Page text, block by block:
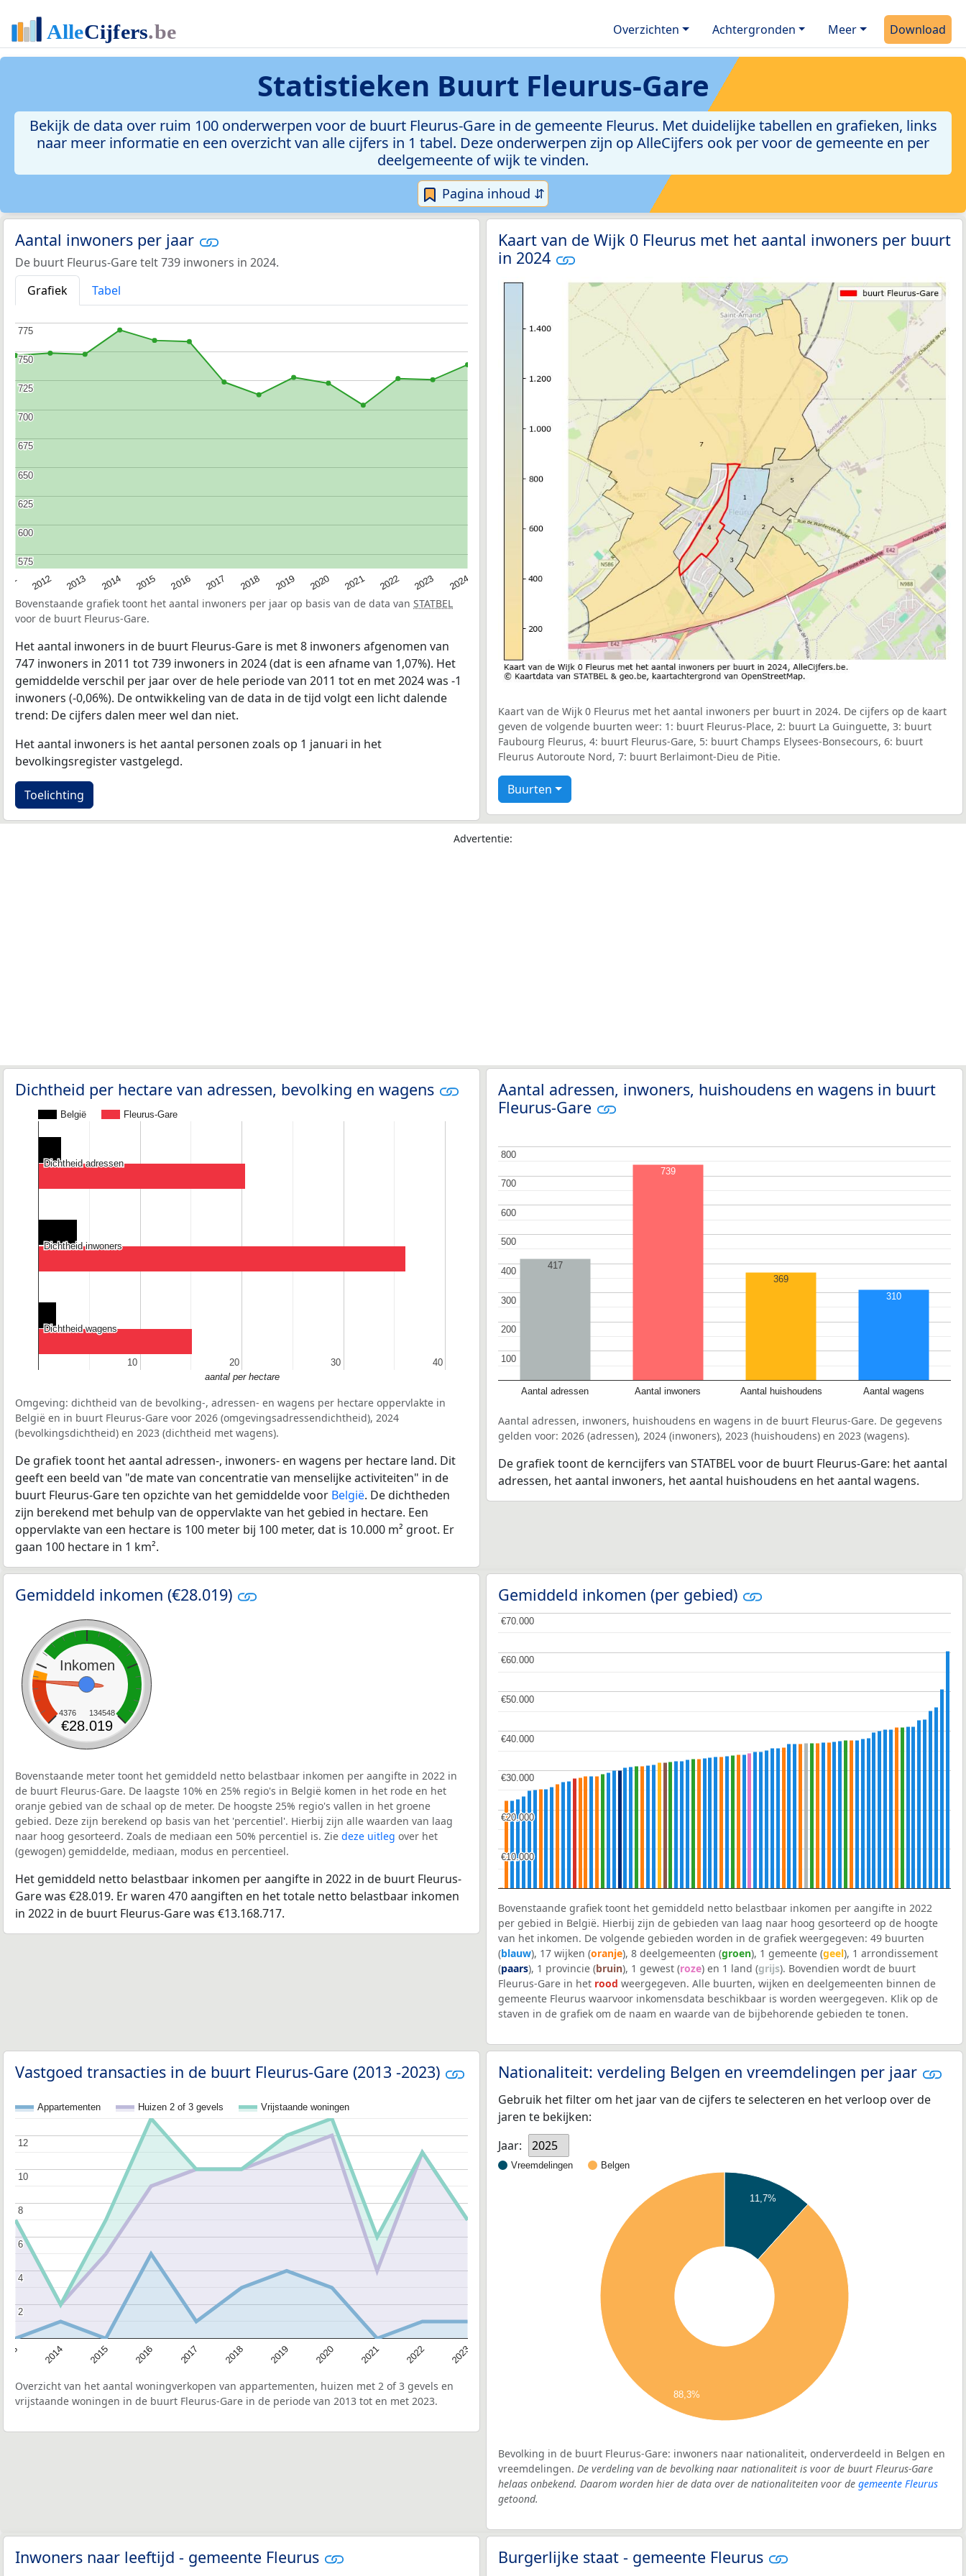
Overzichten Achtergronden Meer Download
Statistieken Buurt Fleurus-Gare
Bekijk de data over ruim 100 onderwerpen voor de buurt Fleurus-Gare in de gemeente Fleurus. Met duidelijke tabellen en grafieken, links
naar meer informatie en een overzicht van alle cijfers in 1 tabel. Deze onderwerpen zijn op AlleCijfers ook per voor de gemeente en per
deelgemeente of wijk te vinden.
Pagina inhoud ⇵
Aantal inwoners per jaar
De buurt Fleurus-Gare telt 739 inwoners in 2024.
Grafiek
Tabel
2012 2013 2014 2015 2016 2017 2018 2019 2020 2021 2022 2023 2024
575
575
600
600
625
625
650
650
675
675
700
700
725
725
750
750
775
775
Bovenstaande grafiek toont het aantal inwoners per jaar op basis van de data van STATBEL
voor de buurt Fleurus-Gare.
Het aantal inwoners in de buurt Fleurus-Gare is met 8 inwoners afgenomen van
747 inwoners in 2011 tot 739 inwoners in 2024 (dat is een afname van 1,07%). Het
gemiddelde verschil per jaar over de hele periode van 2011 tot en met 2024 was -1
inwoners (-0,06%). De ontwikkeling van de data in de tijd volgt een licht dalende
trend: De cijfers dalen meer wel dan niet.
Het aantal inwoners is het aantal personen zoals op 1 januari in het
bevolkingsregister vastgelegd.
Toelichting
Kaart van de Wijk 0 Fleurus met het aantal inwoners per buurt
in 2024
Kaart van de Wijk 0 Fleurus met het aantal inwoners per buurt in 2024. De cijfers op de kaart
geven de volgende buurten weer: 1: buurt Fleurus-Place, 2: buurt La Guinguette, 3: buurt
Faubourg Fleurus, 4: buurt Fleurus-Gare, 5: buurt Champs Elysees-Bonsecours, 6: buurt
Fleurus Autoroute Nord, 7: buurt Berlaimont-Dieu de Pitie.
Buurten
Advertentie:
Dichtheid per hectare van adressen, bevolking en wagens
België Fleurus-Gare
10
10 20
20 30
30 40
40
Dichtheid adressen
Dichtheid adressen
Dichtheid inwoners
Dichtheid inwoners
Dichtheid wagens
Dichtheid wagens
aantal per hectare
Omgeving: dichtheid van de bevolking-, adressen- en wagens per hectare oppervlakte in
België en in buurt Fleurus-Gare voor 2026 (omgevingsadressendichtheid), 2024
(bevolkingsdichtheid) en 2023 (dichtheid met wagens).
De grafiek toont het aantal adressen-, inwoners- en wagens per hectare land. Dit
geeft een beeld van "de mate van concentratie van menselijke activiteiten" in de
buurt Fleurus-Gare ten opzichte van het gemiddelde voor België. De dichtheden
zijn berekend met behulp van de oppervlakte van het gebied in hectare. Een
oppervlakte van een hectare is 100 meter bij 100 meter, dat is 10.000 m² groot. Er
gaan 100 hectare in 1 km².
Aantal adressen, inwoners, huishoudens en wagens in buurt
Fleurus-Gare
Aantal adressen Aantal inwoners Aantal huishoudens Aantal wagens
100
100
200
200
300
300
400
400
500
500
600
600
700
700
800
800
417
739
369
310
Aantal adressen, inwoners, huishoudens en wagens in de buurt Fleurus-Gare. De gegevens
gelden voor: 2026 (adressen), 2024 (inwoners), 2023 (huishoudens) en 2023 (wagens).
De grafiek toont de kerncijfers van STATBEL voor de buurt Fleurus-Gare: het aantal
adressen, het aantal inwoners, het aantal huishoudens en het aantal wagens.
Gemiddeld inkomen (€28.019)
Inkomen
4376 134548
€28.019
Bovenstaande meter toont het gemiddeld netto belastbaar inkomen per aangifte in 2022 in
de buurt Fleurus-Gare. De laagste 10% en 25% regio's in België komen in het rode en het
oranje gebied van de schaal op de meter. De hoogste 25% regio's vallen in het groene
gebied. Deze zijn berekend op basis van het 'percentiel'. Hierbij zijn alle waarden van laag
naar hoog gesorteerd. Zoals de mediaan een 50% percentiel is. Zie deze uitleg over het
(gewogen) gemiddelde, mediaan, modus en percentieel.
Het gemiddeld netto belastbaar inkomen per aangifte in 2022 in de buurt Fleurus-
Gare was €28.019. Er waren 470 aangiften en het totale netto belastbaar inkomen
in 2022 in de buurt Fleurus-Gare was €13.168.717.
Gemiddeld inkomen (per gebied)
€10.000
€10.000
€20.000
€20.000
€30.000
€30.000
€40.000
€40.000
€50.000
€50.000
€60.000
€60.000
€70.000
€70.000
Bovenstaande grafiek toont het gemiddeld netto belastbaar inkomen per aangifte in 2022
per gebied in België. Hierbij zijn de gebieden van laag naar hoog gesorteerd op de hoogte
van het inkomen. De volgende gebieden worden in de grafiek weergegeven: 49 buurten
(blauw), 17 wijken (oranje), 8 deelgemeenten (groen), 1 gemeente (geel), 1 arrondissement
(paars), 1 provincie (bruin), 1 gewest (roze) en 1 land (grijs). Bovendien wordt de buurt
Fleurus-Gare in het rood weergegeven. Alle buurten, wijken en deelgemeenten binnen de
gemeente Fleurus waarvoor inkomensdata beschikbaar is worden weergegeven. Klik op de
staven in de grafiek om de naam en waarde van de bijbehorende gebieden te tonen.
Vastgoed transacties in de buurt Fleurus-Gare (2013 -2023)
Appartementen Huizen 2 of 3 gevels Vrijstaande woningen
2014 2015 2016 2017 2018 2019 2020 2021 2022 2023
2
2
4
4
6
6
8
8
10
10
12
12
Overzicht van het aantal woningverkopen van appartementen, huizen met 2 of 3 gevels en
vrijstaande woningen in de buurt Fleurus-Gare in de periode van 2013 tot en met 2023.
Nationaliteit: verdeling Belgen en vreemdelingen per jaar
Gebruik het filter om het jaar van de cijfers te selecteren en het verloop over de
jaren te bekijken:
Jaar:
2025
Vreemdelingen Belgen
11,7%
88,3%
Bevolking in de buurt Fleurus-Gare: inwoners naar nationaliteit, onderverdeeld in Belgen en
vreemdelingen. De verdeling van de bevolking naar nationaliteit is voor de buurt Fleurus-Gare
helaas onbekend. Daarom worden hier de data over de nationaliteiten voor de gemeente Fleurus
getoond.
Inwoners naar leeftijd - gemeente Fleurus Burgerlijke staat - gemeente Fleurus